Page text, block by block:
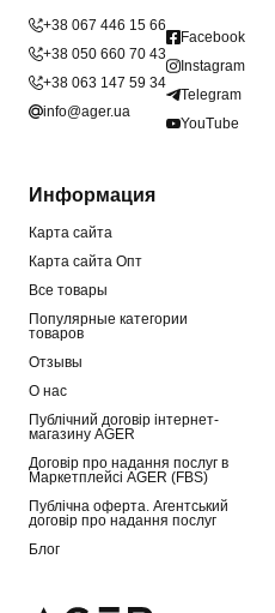
+38 067 446 15 66
+38 050 660 70 43
+38 063 147 59 34
info@ager.ua
Facebook
Instagram
Telegram
YouTube
Информация
Карта сайта
Карта сайта Опт
Все товары
Популярные категории
товаров
Отзывы
О нас
Публічний договір інтернет-
магазину AGER
Договір про надання послуг в
Маркетплейсі AGER (FBS)
Публічна оферта. Агентський
договір про надання послуг
Блог